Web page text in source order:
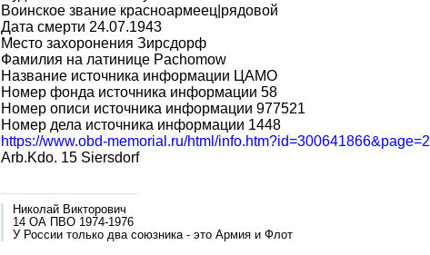
Воинское звание красноармеец|рядовой
Дата смерти 24.07.1943
Место захоронения Зирсдорф
Фамилия на латинице Pachomow
Название источника информации ЦАМО
Номер фонда источника информации 58
Номер описи источника информации 977521
Номер дела источника информации 1448
https://www.obd-memorial.ru/html/info.htm?id=300641866&page=2
Arb.Kdo. 15 Siersdorf
Николай Викторович
14 ОА ПВО 1974-1976
У России только два союзника - это Армия и Флот